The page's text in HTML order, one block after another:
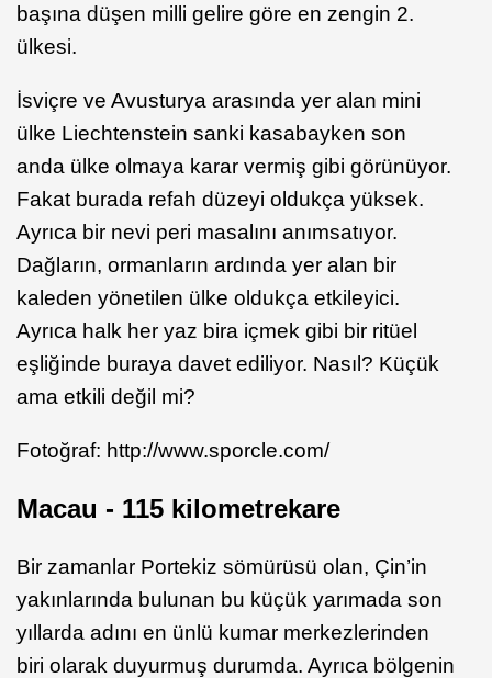
başına düşen milli gelire göre en zengin 2.
ülkesi.
İsviçre ve Avusturya arasında yer alan mini
ülke Liechtenstein sanki kasabayken son
anda ülke olmaya karar vermiş gibi görünüyor.
Fakat burada refah düzeyi oldukça yüksek.
Ayrıca bir nevi peri masalını anımsatıyor.
Dağların, ormanların ardında yer alan bir
kaleden yönetilen ülke oldukça etkileyici.
Ayrıca halk her yaz bira içmek gibi bir ritüel
eşliğinde buraya davet ediliyor. Nasıl? Küçük
ama etkili değil mi?
Fotoğraf: http://www.sporcle.com/
Macau - 115 kilometrekare
Bir zamanlar Portekiz sömürüsü olan, Çin’in
yakınlarında bulunan bu küçük yarımada son
yıllarda adını en ünlü kumar merkezlerinden
biri olarak duyurmuş durumda. Ayrıca bölgenin